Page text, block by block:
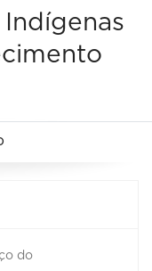
do